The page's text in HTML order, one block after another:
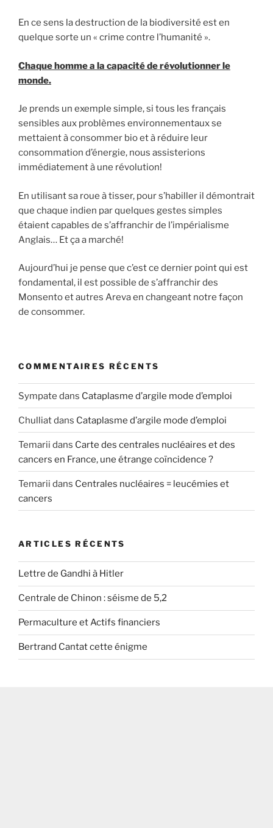
En ce sens la destruction de la biodiversité est en
quelque sorte un « crime contre l’humanité ».
Chaque homme a la capacité de révolutionner le
monde.
Je prends un exemple simple, si tous les français
sensibles aux problèmes environnementaux se
mettaient à consommer bio et à réduire leur
consommation d’énergie, nous assisterions
immédiatement à une révolution!
En utilisant sa roue à tisser, pour s’habiller il démontrait
que chaque indien par quelques gestes simples
étaient capables de s’affranchir de l’impérialisme
Anglais… Et ça a marché!
Aujourd’hui je pense que c’est ce dernier point qui est
fondamental, il est possible de s’affranchir des
Monsento et autres Areva en changeant notre façon
de consommer.
COMMENTAIRES RÉCENTS
Sympate dans Cataplasme d’argile mode d’emploi
Chulliatdans Cataplasme d’argile mode d’emploi
Temarii dans Carte des centrales nucléaires et des
cancers en France, une étrange coïncidence ?
Temarii dans Centrales nucléaires = leucémies et
cancers
ARTICLES RÉCENTS
Lettre de Gandhi à Hitler
Centrale de Chinon : séisme de 5,2
Permaculture et Actifs financiers
Bertrand Cantat cette énigme